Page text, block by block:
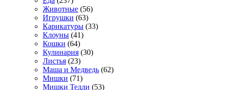
Животные (56)
Игрушки (63)
Карикатуры (33)
Клоуны (41)
Кошки (64)
Кулинария (30)
Листья (23)
Маша и Медведь (62)
Мишки (71)
Мишки Тедди (53)